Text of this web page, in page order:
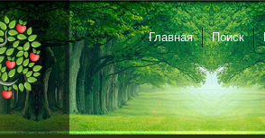
Главная Поиск